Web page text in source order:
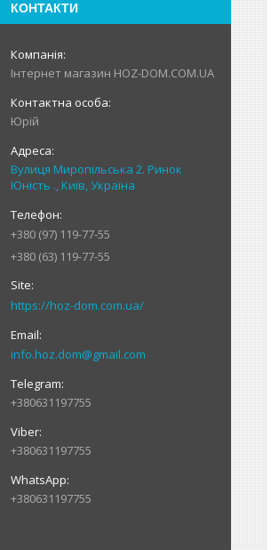
КОНТАКТИ
Інтернет магазин HOZ-DOM.COM.UA
Юрій
Вулиця Миропільська 2. Ринок
Юність ., Київ, Україна
+380 (97) 119-77-55
+380 (63) 119-77-55
https://hoz-dom.com.ua/
info.hoz.dom@gmail.com
+380631197755
+380631197755
+380631197755